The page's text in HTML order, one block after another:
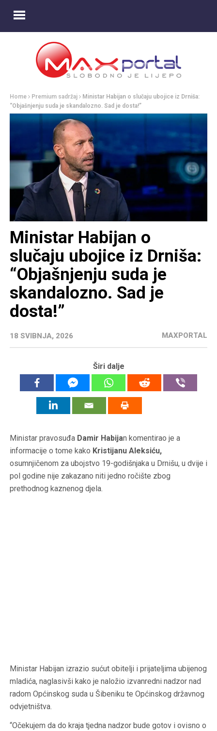
Home Premium sadržaj
Ministar Habijan o slučaju ubojice iz Drniša:
“Objašnjenju suda je skandalozno. Sad je dosta!”
Ministar Habijan o
slučaju ubojice iz Drniša:
“Objašnjenju suda je
skandalozno. Sad je
dosta!”
18 SVIBNJA, 2026 MAXPORTAL
Širi dalje
Ministar pravosuđa Damir Habijan komentirao je a
informacije o tome kako Kristijanu Aleksiću,
osumnjičenom za ubojstvo 19-godišnjaka u Drnišu, u dvije i
pol godine nije zakazano niti jedno ročište zbog
prethodnog kaznenog djela.
Ministar Habijan izrazio sućut obitelji i prijateljima ubijenog
mladića, naglasivši kako je naložio izvanredni nadzor nad
radom Općinskog suda u Šibeniku te Općinskog državnog
odvjetništva.
“Očekujem da do kraja tjedna nadzor bude gotov i ovisno o